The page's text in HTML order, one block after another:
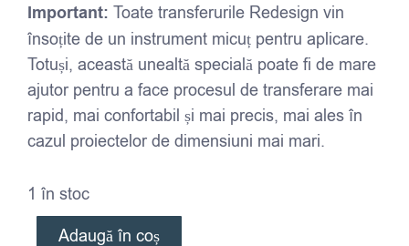
Important: Toate transferurile Redesign vin
însoțite de un instrument micuț pentru aplicare.
Totuși, această unealtă specială poate fi de mare
ajutor pentru a face procesul de transferare mai
rapid, mai confortabil și mai precis, mai ales în
cazul proiectelor de dimensiuni mai mari.
1 în stoc
Adaugă în coș